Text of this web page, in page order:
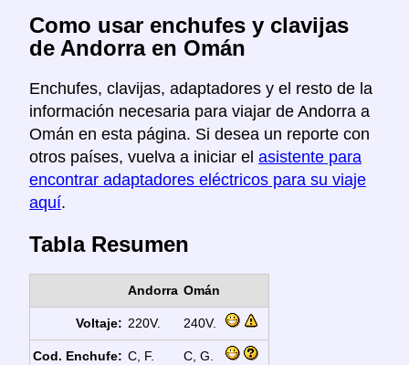
Como usar enchufes y clavijas
de Andorra en Omán
Enchufes, clavijas, adaptadores y el resto de la
información necesaria para viajar de Andorra a
Omán en esta página. Si desea un reporte con
otros países, vuelva a iniciar el asistente para
encontrar adaptadores eléctricos para su viaje
aquí.
Tabla Resumen
Andorra Omán
Voltaje: 220V. 240V.
Cod. Enchufe: C, F. C, G.